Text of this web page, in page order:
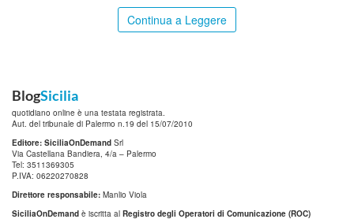
Continua a Leggere
BlogSicilia
quotidiano online è una testata registrata.
Aut. del tribunale di Palermo n.19 del 15/07/2010
Editore: SiciliaOnDemand Srl
Via Castellana Bandiera, 4/a – Palermo
Tel: 3511369305
P.IVA: 06220270828
Direttore responsabile: Manlio Viola
SiciliaOnDemand è iscritta al Registro degli Operatori di Comunicazione (ROC)